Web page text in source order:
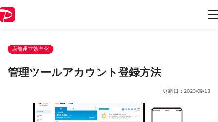
店舗運営効率化
管理ツールアカウント登録方法
更新日： 2023/09/13